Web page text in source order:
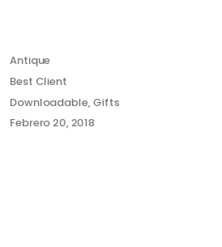
Antique
Best Client
Downloadable Gifts
Febrero 20, 2018